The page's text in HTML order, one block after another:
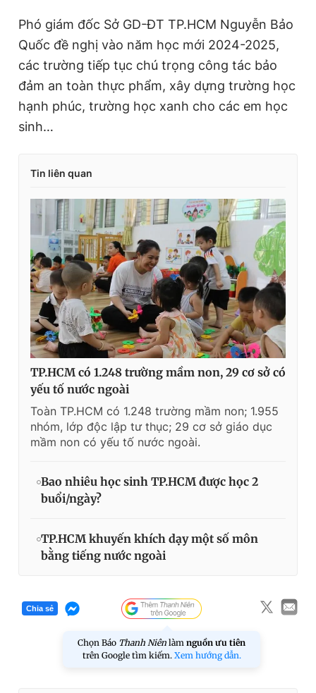
Phó giám đốc Sở GD-ĐT TP.HCM Nguyễn Bảo
Quốc đề nghị vào năm học mới 2024-2025,
các trường tiếp tục chú trọng công tác bảo
đảm an toàn thực phẩm, xây dựng trường học
hạnh phúc, trường học xanh cho các em học
sinh…
Tin liên quan
TP.HCM có 1.248 trường mầm non, 29 cơ sở có
yếu tố nước ngoài
Toàn TP.HCM có 1.248 trường mầm non; 1.955
nhóm, lớp độc lập tư thục; 29 cơ sở giáo dục
mầm non có yếu tố nước ngoài.
Bao nhiêu học sinh TP.HCM được học 2
buổi/ngày?
TP.HCM khuyến khích dạy một số môn
bằng tiếng nước ngoài
Chia sẻ
Chọn Báo Thanh Niên làm nguồn ưu tiên
trên Google tìm kiếm. Xem hướng dẫn.